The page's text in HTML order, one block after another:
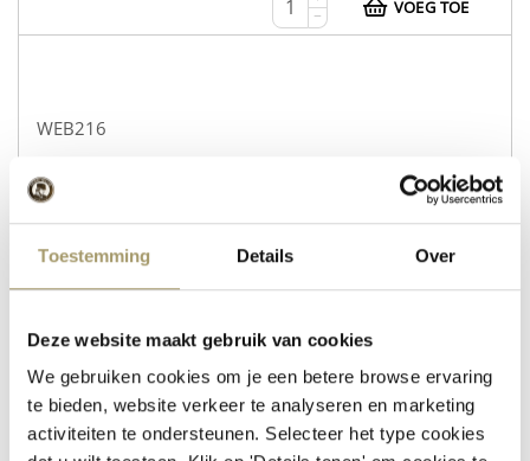
Toestemming Details Over
Deze website maakt gebruik van cookies
We gebruiken cookies om je een betere browse ervaring
te bieden, website verkeer te analyseren en marketing
activiteiten te ondersteunen. Selecteer het type cookies
−
VOEG TOE
WEB216
Koekaas Gouda Naturel
op voorraad
+